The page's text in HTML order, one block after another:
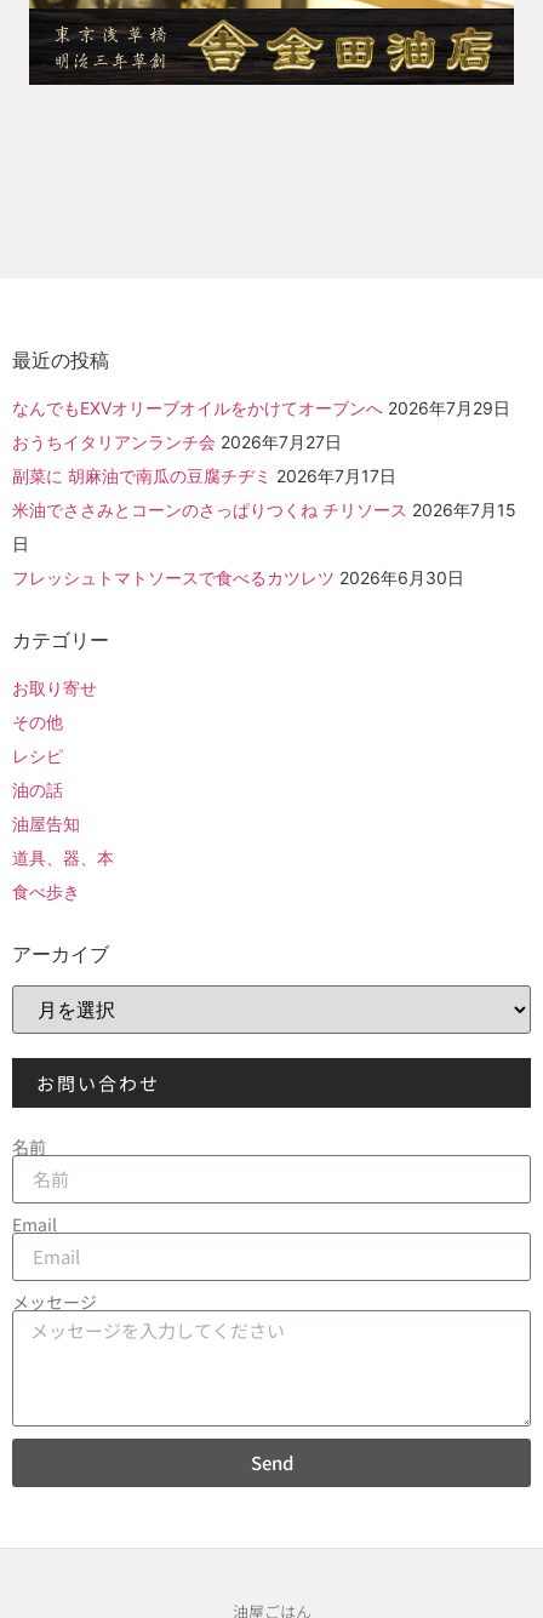
最近の投稿
なんでもEXVオリーブオイルをかけてオーブンへ 2026年7月29日
おうちイタリアンランチ会 2026年7月27日
副菜に 胡麻油で南瓜の豆腐チヂミ 2026年7月17日
米油でささみとコーンのさっぱりつくね チリソース 2026年7月15
日
フレッシュトマトソースで食べるカツレツ 2026年6月30日
カテゴリー
お取り寄せ
その他
レシピ
油の話
油屋告知
道具、器、本
食べ歩き
アーカイブ
お問い合わせ
名前
Email
メッセージ
Send
油屋ごはん